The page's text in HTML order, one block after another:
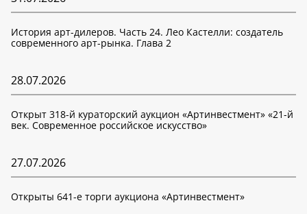
История арт-дилеров. Часть 24. Лео Кастелли: создатель
современного арт-рынка. Глава 2
28.07.2026
Открыт 318-й кураторский аукцион «Артинвестмент» «21-й
век. Современное российское искусство»
27.07.2026
Открыты 641-е торги аукциона «Артинвестмент»